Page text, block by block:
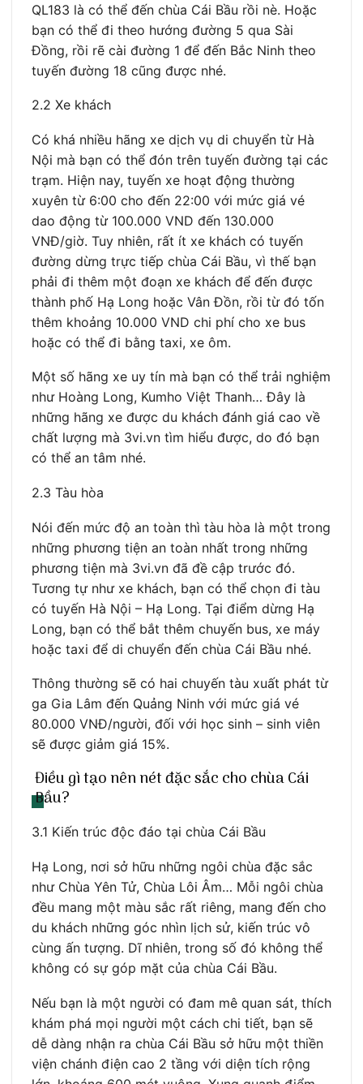
QL183 là có thể đến chùa Cái Bầu rồi nè. Hoặc
bạn có thể đi theo hướng đường 5 qua Sài
Đồng, rồi rẽ cài đường 1 để đến Bắc Ninh theo
tuyến đường 18 cũng được nhé.
2.2 Xe khách
Có khá nhiều hãng xe dịch vụ di chuyển từ Hà
Nội mà bạn có thể đón trên tuyến đường tại các
trạm. Hiện nay, tuyến xe hoạt động thường
xuyên từ 6:00 cho đến 22:00 với mức giá vé
dao động từ 100.000 VND đến 130.000
VNĐ/giờ. Tuy nhiên, rất ít xe khách có tuyến
đường dừng trực tiếp chùa Cái Bầu, vì thế bạn
phải đi thêm một đoạn xe khách để đến được
thành phố Hạ Long hoặc Vân Đồn, rồi từ đó tốn
thêm khoảng 10.000 VND chi phí cho xe bus
hoặc có thể đi bằng taxi, xe ôm.
Một số hãng xe uy tín mà bạn có thể trải nghiệm
như Hoàng Long, Kumho Việt Thanh… Đây là
những hãng xe được du khách đánh giá cao về
chất lượng mà 3vi.vn tìm hiểu được, do đó bạn
có thể an tâm nhé.
2.3 Tàu hòa
Nói đến mức độ an toàn thì tàu hòa là một trong
những phương tiện an toàn nhất trong những
phương tiện mà 3vi.vn đã đề cập trước đó.
Tương tự như xe khách, bạn có thể chọn đi tàu
có tuyến Hà Nội – Hạ Long. Tại điểm dừng Hạ
Long, bạn có thể bắt thêm chuyến bus, xe máy
hoặc taxi để di chuyển đến chùa Cái Bầu nhé.
Thông thường sẽ có hai chuyến tàu xuất phát từ
ga Gia Lâm đến Quảng Ninh với mức giá vé
80.000 VNĐ/người, đối với học sinh – sinh viên
sẽ được giảm giá 15%.
Điều gì tạo nên nét đặc sắc cho chùa Cái
Bầu?
3.1 Kiến trúc độc đáo tại chùa Cái Bầu
Hạ Long, nơi sở hữu những ngôi chùa đặc sắc
như Chùa Yên Tử, Chùa Lôi Âm… Mỗi ngôi chùa
đều mang một màu sắc rất riêng, mang đến cho
du khách những góc nhìn lịch sử, kiến trúc vô
cùng ấn tượng. Dĩ nhiên, trong số đó không thể
không có sự góp mặt của chùa Cái Bầu.
Nếu bạn là một người có đam mê quan sát, thích
khám phá mọi người một cách chi tiết, bạn sẽ
dễ dàng nhận ra chùa Cái Bầu sở hữu một thiền
viện chánh điện cao 2 tầng với diện tích rộng